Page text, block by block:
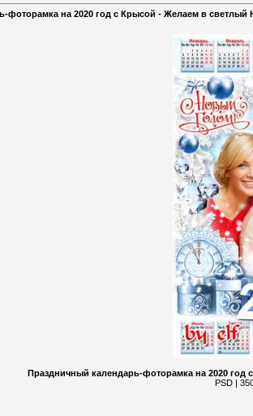
фоторамка на 2020 год с Крысой - Желаем в светлый
Праздничный календарь-фоторамка на 2020
PSD |